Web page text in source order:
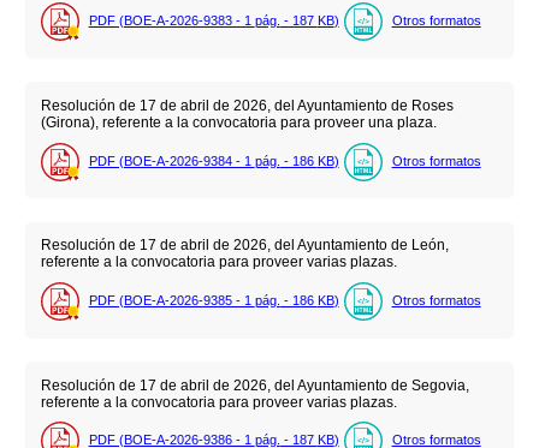
PDF (BOE-A-2026-9383 - 1 pág. - 187 KB) Otros formatos
Resolución de 17 de abril de 2026, del Ayuntamiento de Roses
(Girona), referente a la convocatoria para proveer una plaza.
PDF (BOE-A-2026-9384 - 1 pág. - 186 KB) Otros formatos
Resolución de 17 de abril de 2026, del Ayuntamiento de León,
referente a la convocatoria para proveer varias plazas.
PDF (BOE-A-2026-9385 - 1 pág. - 186 KB) Otros formatos
Resolución de 17 de abril de 2026, del Ayuntamiento de Segovia,
referente a la convocatoria para proveer varias plazas.
PDF (BOE-A-2026-9386 - 1 pág. - 187 KB) Otros formatos